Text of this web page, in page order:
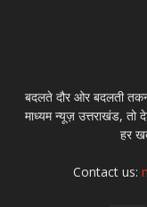
बदलते दौर ओर बदलती
माध्यम न्यूज़ उत्तराखंड, तो
हर
Contact us: